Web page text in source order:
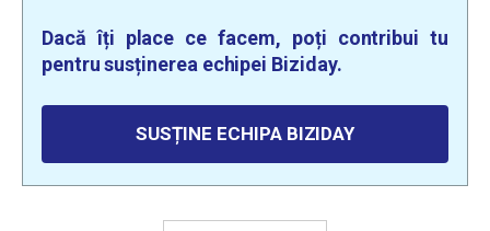
Dacă îți place ce facem, poți contribui tu
pentru susținerea echipei Biziday.
SUSȚINE ECHIPA BIZIDAY